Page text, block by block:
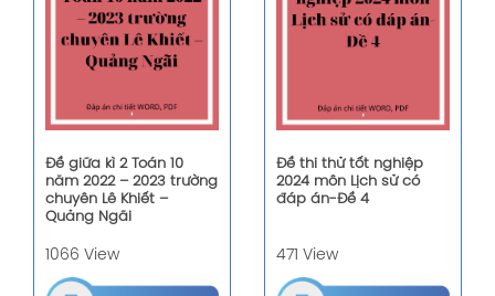
Đề giữa kì 2 Toán 10
năm 2022 – 2023 trường
chuyên Lê Khiết –
Quảng Ngãi
1066 View
Đề thi thử tốt nghiệp
2024 môn Lịch sử có
đáp án-Đề 4
471 View